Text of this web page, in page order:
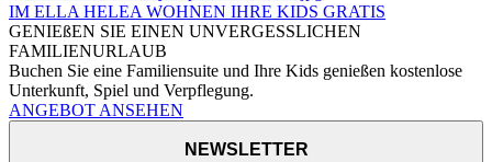
IM ELLA HELEA WOHNEN IHRE KIDS GRATIS
GENIEßEN SIE EINEN UNVERGESSLICHEN
FAMILIENURLAUB
Buchen Sie eine Familiensuite und Ihre Kids genießen kostenlose
Unterkunft, Spiel und Verpflegung.
ANGEBOT ANSEHEN
NEWSLETTER